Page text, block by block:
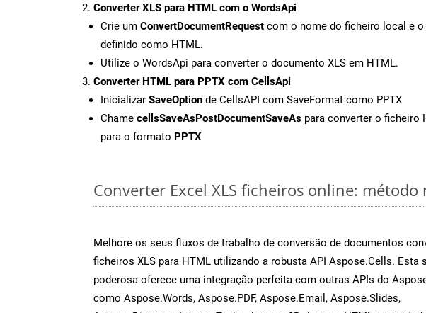
Converter XLS para HTML com o WordsApi
Crie um ConvertDocumentRequest com o nome do ficheiro local e
definido como HTML.
Utilize o WordsApi para converter o documento XLS em HTML.
Converter HTML para PPTX com CellsApi
Inicializar SaveOption de CellsAPI com SaveFormat como PPTX
Chame cellsSaveAsPostDocumentSaveAs para converter o ficheiro
para o formato PPTX
Converter Excel XLS ficheiros online: método
Melhore os seus fluxos de trabalho de conversão de documentos
ficheiros XLS para HTML utilizando a robusta API Aspose.Cells. Esta
poderosa oferece uma integração perfeita com outras APIs do
como Aspose.Words, Aspose.PDF, Aspose.Email, Aspose.Slides,